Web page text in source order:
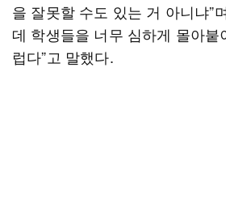
을 잘못할 수도 있는 거 아니냐”
데 학생들을 너무 심하게 몰아붙
럽다”고 말했다.